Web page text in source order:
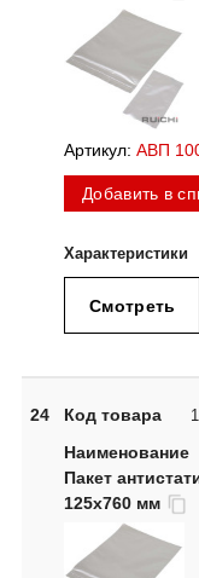
Артикул: АВП
Добавить в
Смотреть
24 Код товара
Пакет
125x760 мм